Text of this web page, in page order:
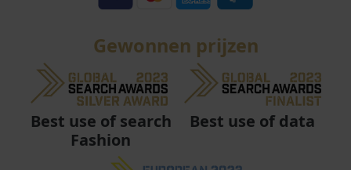
Gewonnen prijzen
Best use of search
Fashion
Best use of data